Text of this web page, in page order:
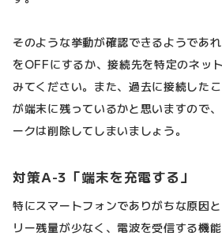
そのような挙動が確認できるようであ
をOFFにするか、接続先を特定のネッ
みてください。また、過去に接続した
が端末に残っているかと思いますので
ークは削除してしまいましょう。
対策A-3「端末を充電する」
特にスマートフォンでありがちな原因
リー残量が少なく、電波を受信する機